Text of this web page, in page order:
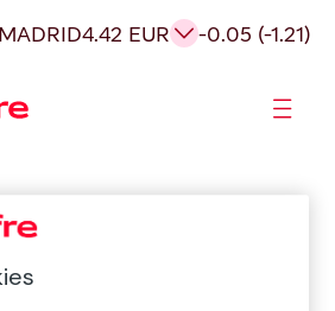
MADRID4.42 EUR -0.05 (-1.21)